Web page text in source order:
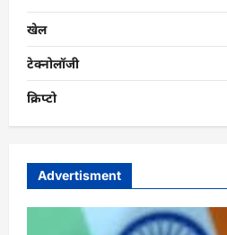
खेल
टेक्नोलॉजी
क्रिप्टो
Advertisment